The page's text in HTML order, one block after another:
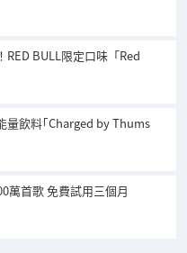
BULL限定口味「Red
量飲料｢Charged by Thums
萬首歌 免費試用三個月